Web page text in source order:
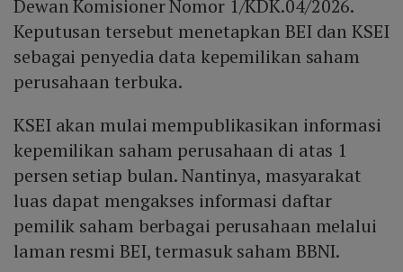
Dewan Komisioner Nomor 1/KDK.04/2026.
Keputusan tersebut menetapkan BEI dan KSEI
sebagai penyedia data kepemilikan saham
perusahaan terbuka.
KSEI akan mulai mempublikasikan informasi
kepemilikan saham perusahaan di atas 1
persen setiap bulan. Nantinya, masyarakat
luas dapat mengakses informasi daftar
pemilik saham berbagai perusahaan melalui
laman resmi BEI, termasuk saham BBNI.